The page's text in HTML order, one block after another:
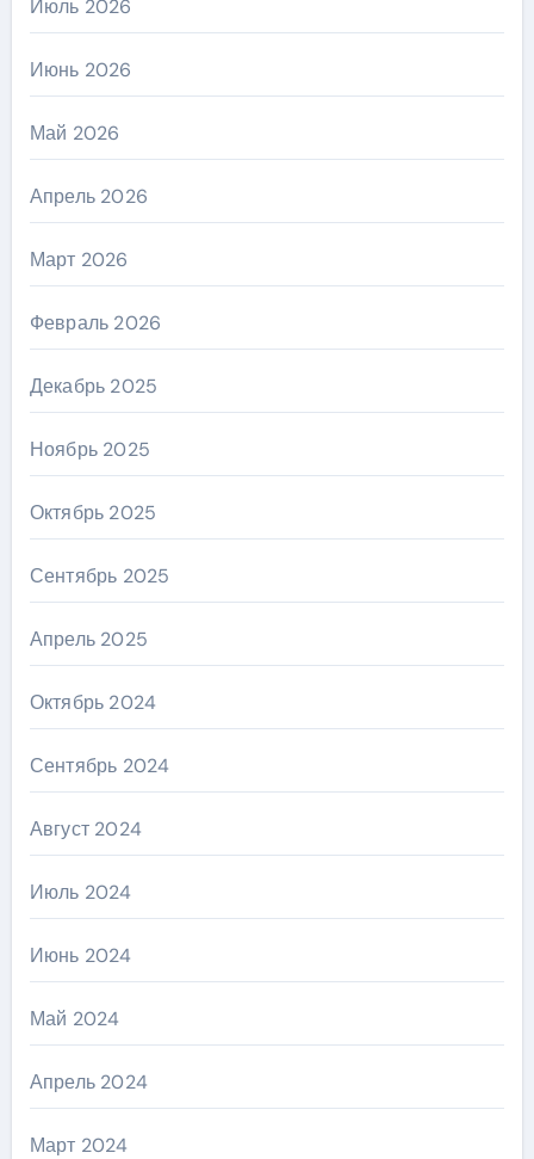
Июль 2026
Июнь 2026
Май 2026
Апрель 2026
Март 2026
Февраль 2026
Декабрь 2025
Ноябрь 2025
Октябрь 2025
Сентябрь 2025
Апрель 2025
Октябрь 2024
Сентябрь 2024
Август 2024
Июль 2024
Июнь 2024
Май 2024
Апрель 2024
Март 2024